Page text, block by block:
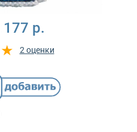
177 р.
2 оценки